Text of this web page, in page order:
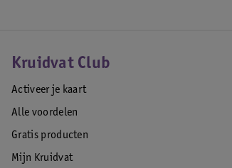
Kruidvat Club
Activeer je kaart
Alle voordelen
Gratis producten
Mijn Kruidvat